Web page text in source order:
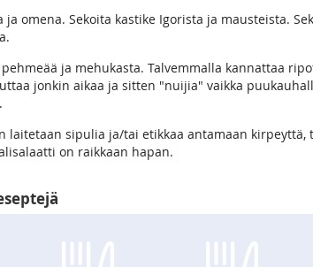
ja omena. Sekoita kastike Igorista ja mausteista.
ja mehukasta. Talvemmalla kannattaa
jonkin aikaa ja sitten "nuijia" vaikka
laitetaan sipulia ja/tai etikkaa antamaan kirpeyttä,
on raikkaan hapan.